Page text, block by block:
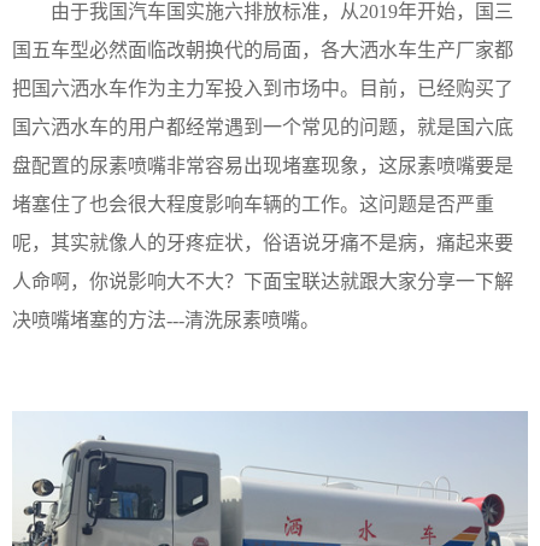
由于我国汽车国实施六排放标准，从2019年开始，国三
国五车型必然面临改朝换代的局面，各大洒水车生产厂家都
把国六洒水车作为主力军投入到市场中。目前，已经购买了
国六洒水车的用户都经常遇到一个常见的问题，就是国六底
盘配置的尿素喷嘴非常容易出现堵塞现象，这尿素喷嘴要是
堵塞住了也会很大程度影响车辆的工作。这问题是否严重
呢，其实就像人的牙疼症状，俗语说牙痛不是病，痛起来要
人命啊，你说影响大不大？下面宝联达就跟大家分享一下解
决喷嘴堵塞的方法---清洗尿素喷嘴。